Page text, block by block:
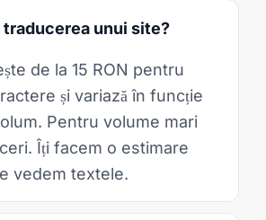
traducerea unui site?
de la 15 RON pentru
și variază în funcție
Pentru volume mari
Îți facem o estimare
vedem textele.